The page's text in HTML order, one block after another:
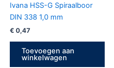
Ivana HSS-G Spiraalboor
DIN 338 1,0 mm
€ 0,47
Toevoegen aan
winkelwagen